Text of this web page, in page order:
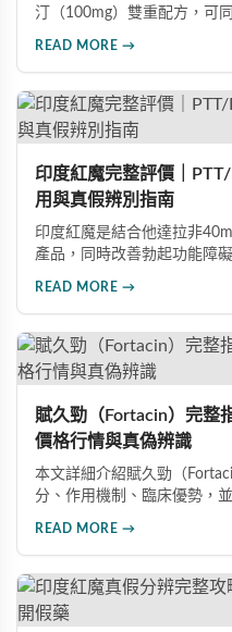
汀（100mg）雙重配方，可
高的男性保健品選擇。
READ MORE →
印度紅魔完整評價｜
用與真假辨別指南
印度紅魔是結合他達拉非
產品，同時改善勃起功能障
READ MORE →
賦久勁（Fortacin）完整
價格行情與真偽辨識
本文詳細介紹賦久勁（
分、作用機制、臨床優勢，
READ MORE →